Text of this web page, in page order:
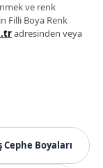
ve renk
Filli Boya Renk
adresinden veya
Cephe Boyaları